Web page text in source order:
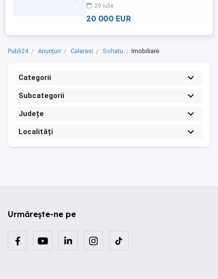
29 iulie
20 000 EUR
Publi24 Anunțuri Calarasi Sohatu Imobiliare
Categorii
Subcategorii
Județe
Localități
Urmărește-ne pe